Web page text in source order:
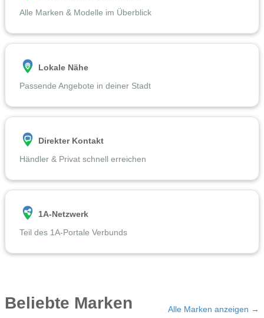
Alle Marken & Modelle im Überblick
Lokale Nähe
Passende Angebote in deiner Stadt
Direkter Kontakt
Händler & Privat schnell erreichen
1A-Netzwerk
Teil des 1A-Portale Verbunds
Beliebte Marken Alle Marken anzeigen →